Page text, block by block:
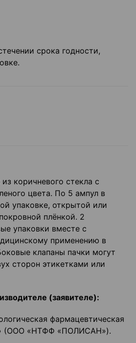
срока годности,
коричневого стекла с
цвета. По 5 ампул в
упаковке, открытой или
плёнкой. 2
упаковки вместе с
применению в
клапаны пачки могут
сторон этикетками или
(заявителе):
фармацевтическая
(ООО «НТФФ «ПОЛИСАН»).